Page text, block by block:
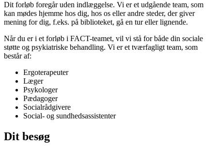
Dit forløb foregår uden indlæggelse. Vi er et udgående team, som
kan mødes hjemme hos dig, hos os eller andre steder, der giver
mening for dig, f.eks. på biblioteket, gå en tur eller lignende.
Når du er i et forløb i FACT-teamet, vil vi stå for både din sociale
støtte og psykiatriske behandling. Vi er et tværfagligt team, som
består af:
Ergoterapeuter
Læger
Psykologer
Pædagoger
Socialrådgivere
Social- og sundhedsassistenter
Dit besøg